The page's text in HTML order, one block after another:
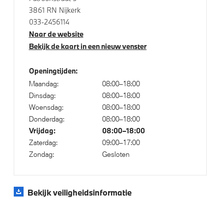
Bandenspanningsweergavesysteem
Aandrijving en onderstel
Kilometertacho
Veiligheid
Akoestische waarschuwing veiligheidsgordel
Actieve Voetgangersbescherming
3861 RN Nijkerk
033-2456114
Naar de website
Bekijk de kaart in een nieuw venster
Openingtijden:
Maandag:
08:00–18:00
Dinsdag:
08:00–18:00
Woensdag:
08:00–18:00
Donderdag:
08:00–18:00
Vrijdag: 08:00–18:00
Zaterdag:
09:00–17:00
Zondag:
Gesloten
Bekijk veiligheidsinformatie